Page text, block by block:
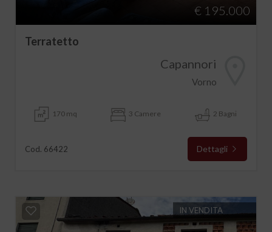
€ 195.000
Terratetto
Capannori
Vorno
170 mq 3 Camere 2 Bagni
Cod. 66422 Dettagli
IN VENDITA